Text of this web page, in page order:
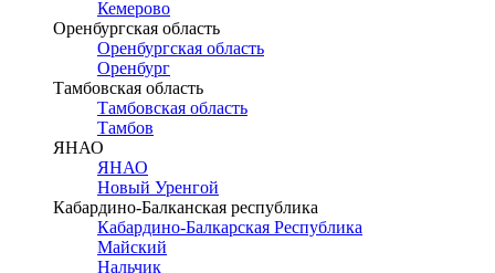
Кемерово
Оренбургская область
Оренбургская область
Оренбург
Тамбовская область
Тамбовская область
Тамбов
ЯНАО
ЯНАО
Новый Уренгой
Кабардино-Балканская республика
Кабардино-Балкарская Республика
Майский
Нальчик